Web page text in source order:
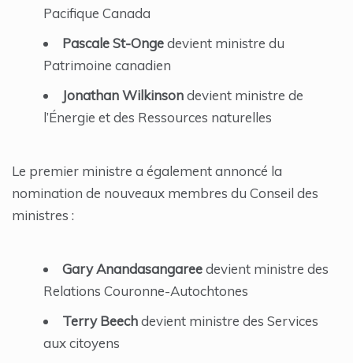
Pacifique Canada
Pascale St-Ongedevient ministre du
Patrimoine canadien
Jonathan Wilkinsondevient ministre de
l’Énergie et des Ressources naturelles
Le premier ministre a également annoncé la
nomination de nouveaux membres du Conseil des
ministres :
Gary Anandasangareedevient ministre des
Relations Couronne-Autochtones
Terry Beechdevient ministre des Services
aux citoyens